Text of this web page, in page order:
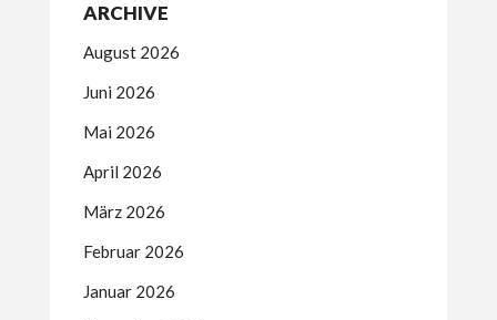
ARCHIVE
August 2026
Juni 2026
Mai 2026
April 2026
März 2026
Februar 2026
Januar 2026